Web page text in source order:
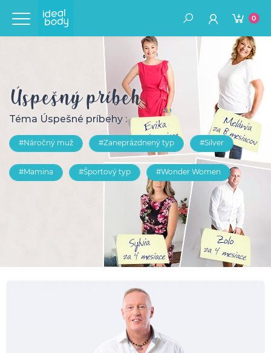
0
Úspešný príbeh
Téma Úspešné príbehy :
#Náročný muž #Zaneprázdnený typ #Silver
#Mamina #Športový typ #Wonder Women